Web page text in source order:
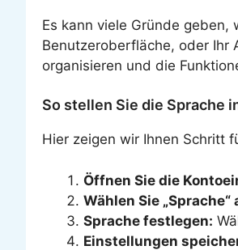
Es kann viele Gründe
Benutzeroberfläche, oder Ihr
organisieren und die
So stellen Sie die Sprache
Hier zeigen wir Ihnen Schritt
Öffnen Sie die
Wählen Sie „Sprache“
Sprache festlegen:
Einstellungen